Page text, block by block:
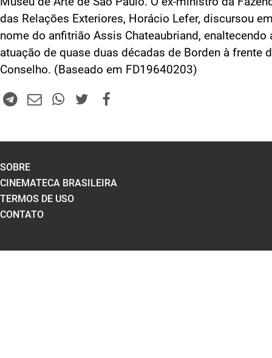
das Relações Exteriores, Horácio Lefer, discursou
nome do anfitrião Assis Chateaubriand, enaltecendo
atuação de quase duas décadas de Borden à frente
Conselho. (Baseado em FD19640203)
SOBRE
CINEMATECA BRASILEIRA
TERMOS DE USO
CONTATO